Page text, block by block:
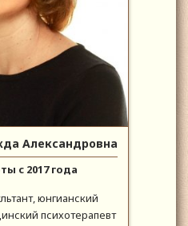
Александровна
с 2017 года
юнгианский
психотерапевт